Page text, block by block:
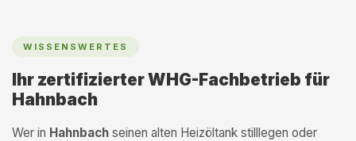
WISSENSWERTES
Ihr zertifizierter WHG-Fachbetrieb für
Hahnbach
Wer in Hahnbach seinen alten Heizöltank stilllegen oder